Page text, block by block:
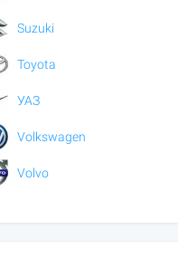
Suzuki
Toyota
УАЗ
Volkswagen
Volvo